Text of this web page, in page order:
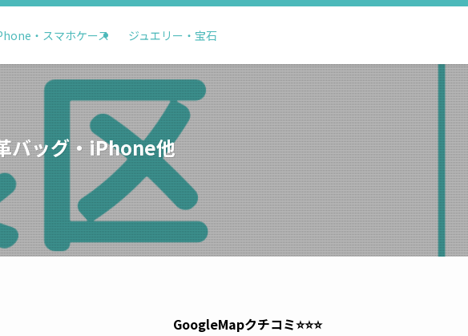
・スマホケース ジュエリー・宝石
バッグ・iPhone他
GoogleMapクチコミ⭐️⭐️⭐️